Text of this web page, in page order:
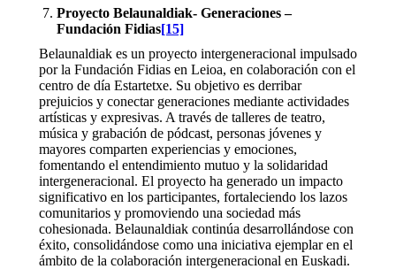
Proyecto Belaunaldiak- Generaciones –
Fundación Fidias[15]
Belaunaldiak es un proyecto intergeneracional impulsado
por la Fundación Fidias en Leioa, en colaboración con el
centro de día Estartetxe. Su objetivo es derribar
prejuicios y conectar generaciones mediante actividades
artísticas y expresivas. A través de talleres de teatro,
música y grabación de pódcast, personas jóvenes y
mayores comparten experiencias y emociones,
fomentando el entendimiento mutuo y la solidaridad
intergeneracional. El proyecto ha generado un impacto
significativo en los participantes, fortaleciendo los lazos
comunitarios y promoviendo una sociedad más
cohesionada. Belaunaldiak continúa desarrollándose con
éxito, consolidándose como una iniciativa ejemplar en el
ámbito de la colaboración intergeneracional en Euskadi.